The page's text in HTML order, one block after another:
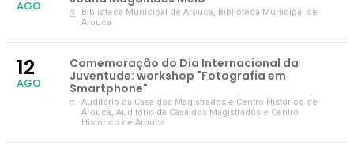
AGO Biblioteca Municipal de Arouca, Biblioteca Municipal de
Arouca
12
AGO
Comemoração do Dia Internacional da
Juventude: workshop "Fotografia em
Smartphone"
Auditório da Casa dos Magistrados e Centro Histórico de
Arouca, Auditório da Casa dos Magistrados e Centro
Histórico de Arouca